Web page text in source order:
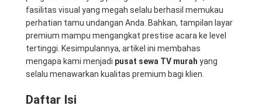
fasilitas visual yang megah selalu berhasil memukau
perhatian tamu undangan Anda. Bahkan, tampilan layar
premium mampu mengangkat prestise acara ke level
tertinggi. Kesimpulannya, artikel ini membahas
mengapa kami menjadi pusat sewa TV murah yang
selalu menawarkan kualitas premium bagi klien.
Daftar Isi